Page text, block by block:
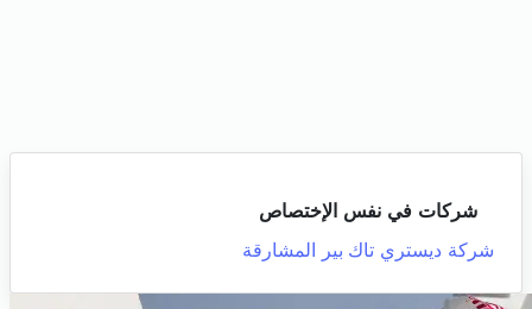
شركات في نفس الإختصاص
شركة ديستري تاك بير المشارقة